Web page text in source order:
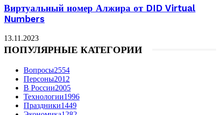
Виртуальный номер Алжира от DID Virtual
Numbers
13.11.2023
ПОПУЛЯРНЫЕ КАТЕГОРИИ
Вопросы2554
Персоны2012
В России2005
Технологии1996
Праздники1449